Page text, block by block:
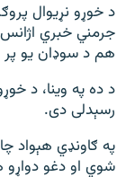
د ازادې اروپا/
د خوړو نړیوال
جرمني خبري
هم د سوډان یو پر
د ده په وینا، د
رسېدلی دی.
په ګاونډي هېواد
شوي او دغو دواړو